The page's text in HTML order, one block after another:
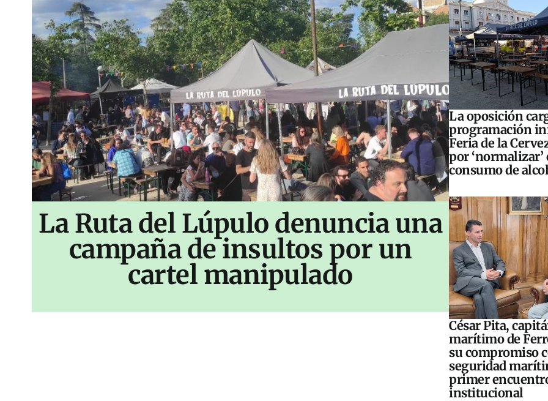
La Ruta del Lúpulo denuncia una
campaña de insultos por un
cartel manipulado
La oposición
programación
Feria de la
por ‘normalizar’
consumo de
César Pita,
marítimo de
su compromiso
seguridad
primer
institucional